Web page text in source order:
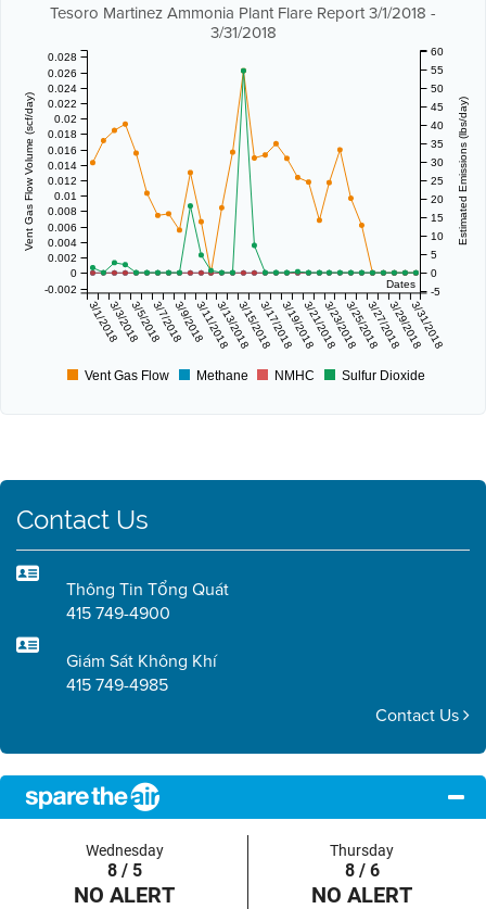
Tesoro Martinez Ammonia Plant Flare Report 3/1/2018 -
3/31/2018
Dates
3/1/20183/3/20183/5/20183/7/20183/9/20183/11/20183/13/20183/15/20183/17/20183/19/20183/21/20183/23/20183/25/20183/27/20183/29/20183/31/2018
Vent Gas Flow Volume (scf/day)
-0.002
0
0.002
0.004
0.006
0.008
0.01
0.012
0.014
0.016
0.018
0.02
0.022
0.024
0.026
0.028
Estimated Emissions (lbs/day)
-5
0
5
10
15
20
25
30
35
40
45
50
55
60
Vent Gas Flow Methane NMHC Sulfur Dioxide
Contact Us
Thông Tin Tổng Quát
415 749-4900
Giám Sát Không Khí
415 749-4985
Contact Us
Wednesday
8 / 5
NO ALERT
Thursday
8 / 6
NO ALERT